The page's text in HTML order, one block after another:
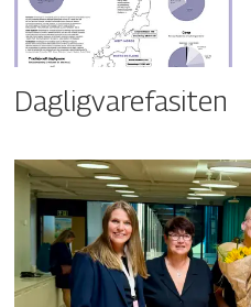
Dagligvarefasiten